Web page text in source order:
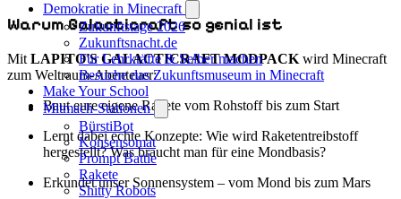
Demokratie in Minecraft
Zukunftstage 2026
Zukunftsnacht.de
Für Lehrkräfte & Selber machen
Besuche das Zukunftsmuseum in Minecraft
Make Your School
Mitmach-Stationen
BürstiBot
Konsensomat
Prompt Battle
Rakete
Shitty Robots
Warum Galacticraft so genial ist
Mit LAPITO'S GALACTICRAFT MODPACK wird Minecraft
zum Weltraum-Abenteuer:
Baut eure eigene Rakete vom Rohstoff bis zum Start
Lernt dabei echte Konzepte: Wie wird Raketentreibstoff
hergestellt? Was braucht man für eine Mondbasis?
Erkundet unser Sonnensystem – vom Mond bis zum Mars